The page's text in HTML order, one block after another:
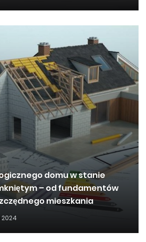
domu w stanie
– od fundamentów
mieszkania